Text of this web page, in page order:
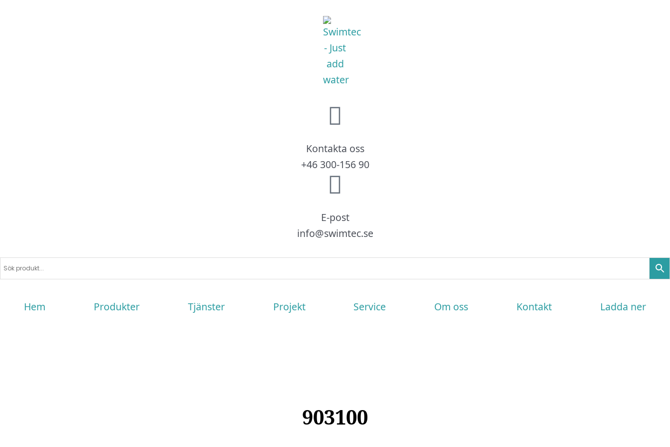
Kontakta oss
+46 300-156 90
E-post
info@swimtec.se
Hem Produkter Tjänster Projekt Service Om oss Kontakt Ladda ner
903100